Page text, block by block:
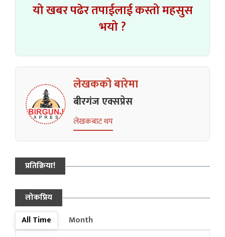
यो खबर पढेर तपाईलाई कस्तो महसुस
भयो ?
लेखकको बारेमा
बीरगंज एक्सप्रेस
लेखकबाट थप
प्रतिक्रिया!
लोकप्रिय
All Time
Month